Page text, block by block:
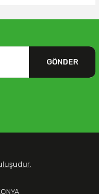
GÖNDER